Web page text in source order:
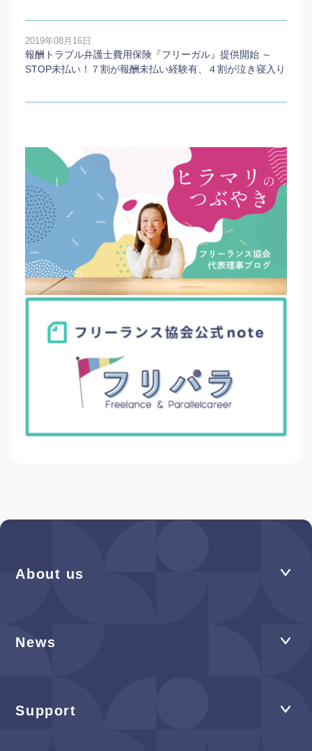
2019年08月16日
報酬トラブル弁護士費用保険『フリーガル』提供開始 ～
STOP未払い！７割が報酬未払い経験有、４割が泣き寝入り
About us
News
Support